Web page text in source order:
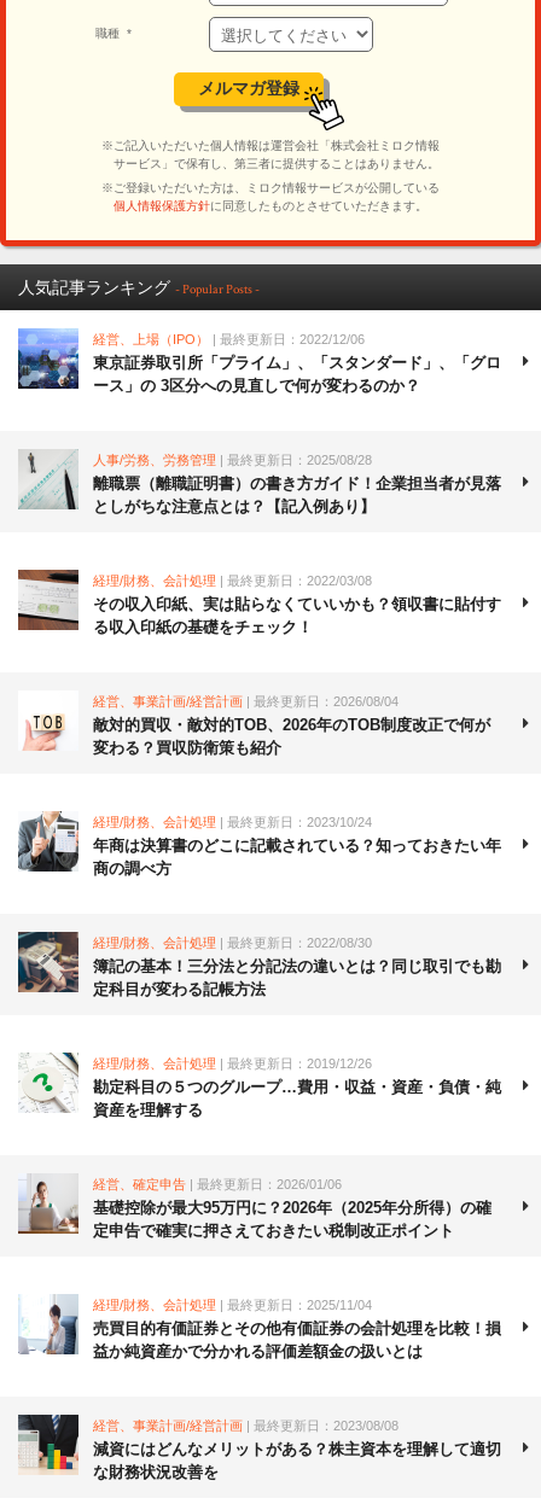
人気記事ランキング - Popular Posts -
経営、上場（IPO） | 最終更新日：2022/12/06
東京証券取引所「プライム」、「スタンダード」、「グロ
ース」の 3区分への見直しで何が変わるのか？
人事/労務、労務管理 | 最終更新日：2025/08/28
離職票（離職証明書）の書き方ガイド！企業担当者が見落
としがちな注意点とは？【記入例あり】
経理/財務、会計処理 | 最終更新日：2022/03/08
その収入印紙、実は貼らなくていいかも？領収書に貼付す
る収入印紙の基礎をチェック！
経営、事業計画/経営計画 | 最終更新日：2026/08/04
敵対的買収・敵対的TOB、2026年のTOB制度改正で何が
変わる？買収防衛策も紹介
経理/財務、会計処理 | 最終更新日：2023/10/24
年商は決算書のどこに記載されている？知っておきたい年
商の調べ方
経理/財務、会計処理 | 最終更新日：2022/08/30
簿記の基本！三分法と分記法の違いとは？同じ取引でも勘
定科目が変わる記帳方法
経理/財務、会計処理 | 最終更新日：2019/12/26
勘定科目の５つのグループ…費用・収益・資産・負債・純
資産を理解する
経営、確定申告 | 最終更新日：2026/01/06
基礎控除が最大95万円に？2026年（2025年分所得）の確
定申告で確実に押さえておきたい税制改正ポイント
経理/財務、会計処理 | 最終更新日：2025/11/04
売買目的有価証券とその他有価証券の会計処理を比較！損
益か純資産かで分かれる評価差額金の扱いとは
経営、事業計画/経営計画 | 最終更新日：2023/08/08
減資にはどんなメリットがある？株主資本を理解して適切
な財務状況改善を